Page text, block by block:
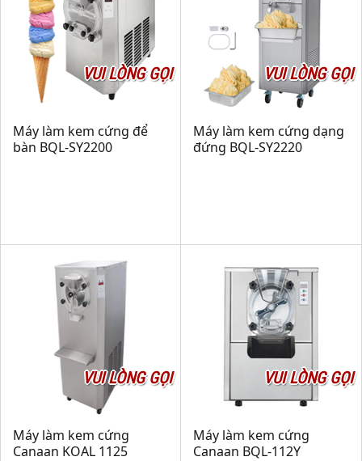
VUI LÒNG GỌI
Máy làm kem cứng để
bàn BQL-SY2200
VUI LÒNG GỌI
Máy làm kem cứng dạng
đứng BQL-SY2220
VUI LÒNG GỌI
Máy làm kem cứng
Canaan KOAL 1125
VUI LÒNG GỌI
Máy làm kem cứng
Canaan BQL-112Y